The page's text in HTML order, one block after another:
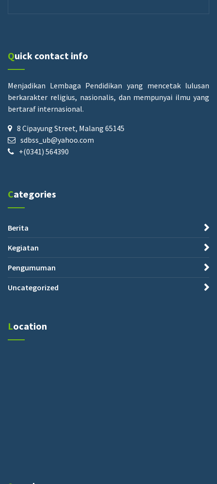
Quick contact info
Menjadikan Lembaga Pendidikan yang mencetak lulusan
berkarakter religius, nasionalis, dan mempunyai ilmu yang
bertaraf internasional.
8 Cipayung Street, Malang 65145
sdbss_ub@yahoo.com
+(0341) 564390
Categories
Berita
Kegiatan
Pengumuman
Uncategorized
Location